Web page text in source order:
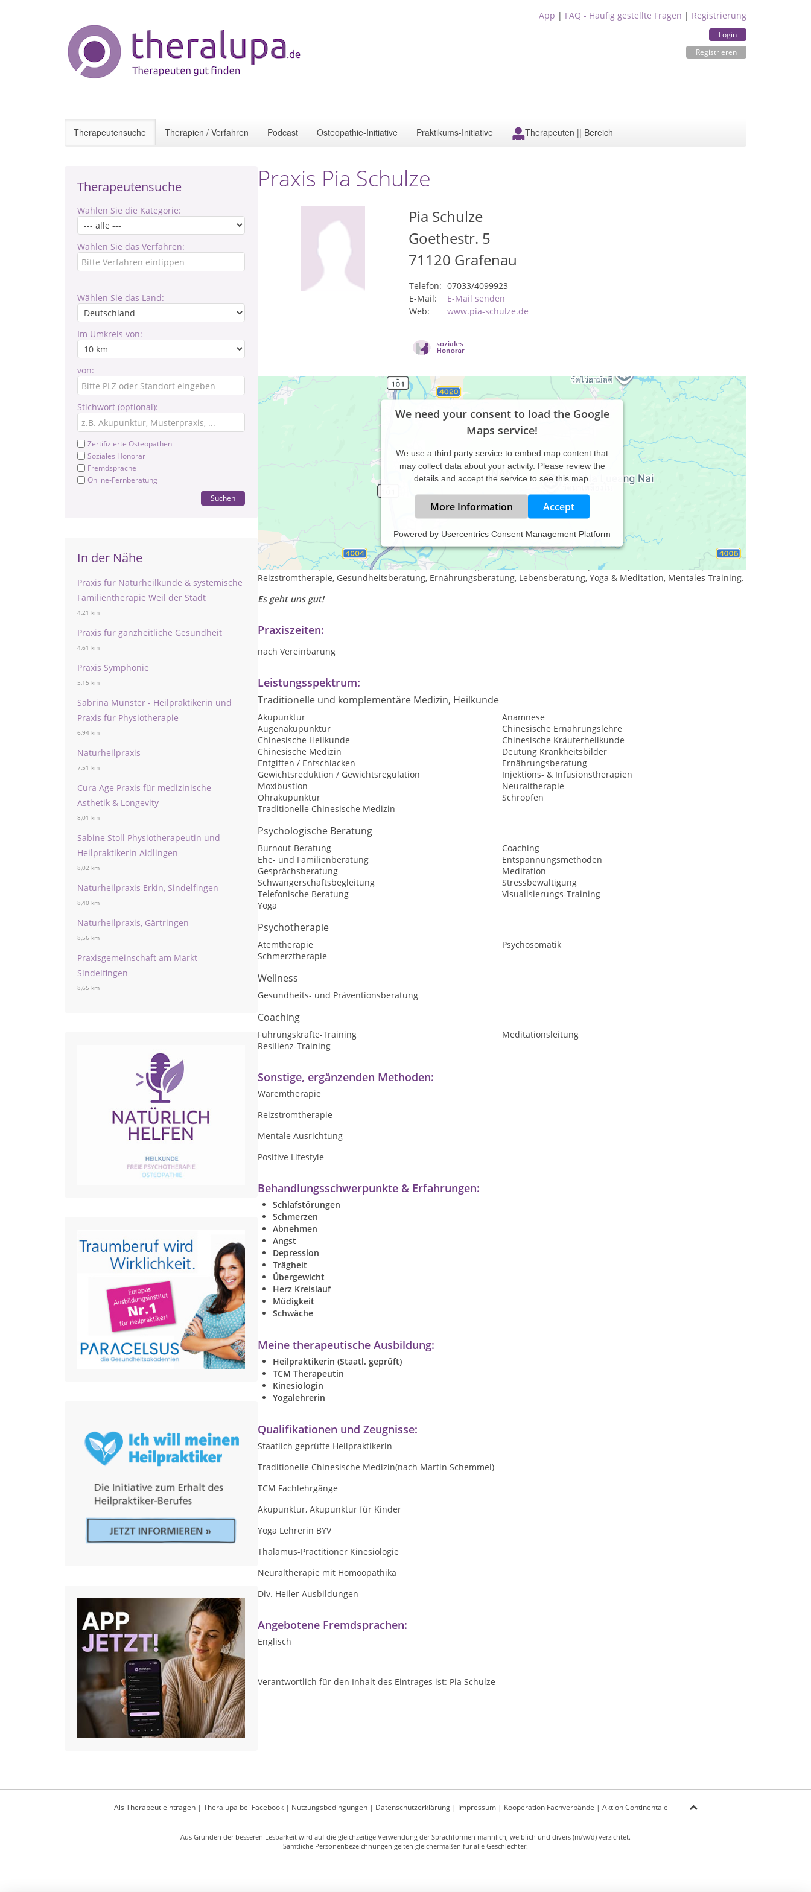
App | FAQ - Häufig gestellte Fragen | Registrierung
Login
Registrieren
Therapeutensuche Therapien / Verfahren Podcast Osteopathie-Initiative Praktikums-Initiative Therapeuten || Bereich
Therapeutensuche
Wählen Sie die Kategorie:
Wählen Sie das Verfahren:
Wählen Sie das Land:
Im Umkreis von:
von:
Stichwort (optional):
Zertifizierte Osteopathen
Soziales Honorar
Fremdsprache
Online-Fernberatung
Suchen
In der Nähe
Praxis für Naturheilkunde & systemische
Familientherapie Weil der Stadt
4,21 km
Praxis für ganzheitliche Gesundheit
4,61 km
Praxis Symphonie
5,15 km
Sabrina Münster - Heilpraktikerin und
Praxis für Physiotherapie
6,94 km
Naturheilpraxis
7,51 km
Cura Age Praxis für medizinische
Ästhetik & Longevity
8,01 km
Sabine Stoll Physiotherapeutin und
Heilpraktikerin Aidlingen
8,02 km
Naturheilpraxis Erkin, Sindelfingen
8,40 km
Naturheilpraxis, Gärtringen
8,56 km
Praxisgemeinschaft am Markt
Sindelfingen
8,65 km
Praxis Pia Schulze
Pia Schulze
Goethestr. 5
71120 Grafenau
Telefon: 07033/4099923
E-Mail:
E-Mail senden
Web:
www.pia-schulze.de
We need your consent to load the Google
Maps service!
We use a third party service to embed map content that
may collect data about your activity. Please review the
details and accept the service to see this map.
More Information Accept
Powered by Usercentrics Consent Management Platform
Naturheilpraxis für TCM, Ernährung, Akupunktur, Yoga, Coaching, Lebensberatung.Erfolg & Gesundheit für die ganze
Familie. Gesundheit & Leistungsfähigkeit für Ihr Unternehmen und Ihre Mitarbeiter. Über 10 Jahre Erfahrung.
Außerdem Akupunktur für Kinder, Akupunktur bei Angst vor Nadeln, Neuraltherapie, Schröpfen, Wärmetherapie,
Reizstromtherapie, Gesundheitsberatung, Ernährungsberatung, Lebensberatung, Yoga & Meditation, Mentales Training.
Es geht uns gut!
Praxiszeiten:
nach Vereinbarung
Leistungsspektrum:
Traditionelle und komplementäre Medizin, Heilkunde
Akupunktur
Anamnese
Augenakupunktur
Chinesische Ernährungslehre
Chinesische Heilkunde
Chinesische Kräuterheilkunde
Chinesische Medizin
Deutung Krankheitsbilder
Entgiften / Entschlacken
Ernährungsberatung
Gewichtsreduktion / Gewichtsregulation
Injektions- & Infusionstherapien
Moxibustion
Neuraltherapie
Ohrakupunktur
Schröpfen
Traditionelle Chinesische Medizin
Psychologische Beratung
Burnout-Beratung
Coaching
Ehe- und Familienberatung
Entspannungsmethoden
Gesprächsberatung
Meditation
Schwangerschaftsbegleitung
Stressbewältigung
Telefonische Beratung
Visualisierungs-Training
Yoga
Psychotherapie
Atemtherapie
Psychosomatik
Schmerztherapie
Wellness
Gesundheits- und Präventionsberatung
Coaching
Führungskräfte-Training
Meditationsleitung
Resilienz-Training
Sonstige, ergänzenden Methoden:
Wäremtherapie
Reizstromtherapie
Mentale Ausrichtung
Positive Lifestyle
Behandlungsschwerpunkte & Erfahrungen:
Schlafstörungen
Schmerzen
Abnehmen
Angst
Depression
Trägheit
Übergewicht
Herz Kreislauf
Müdigkeit
Schwäche
Meine therapeutische Ausbildung:
Heilpraktikerin (Staatl. geprüft)
TCM Therapeutin
Kinesiologin
Yogalehrerin
Qualifikationen und Zeugnisse:
Staatlich geprüfte Heilpraktikerin
Traditionelle Chinesische Medizin(nach Martin Schemmel)
TCM Fachlehrgänge
Akupunktur, Akupunktur für Kinder
Yoga Lehrerin BYV
Thalamus-Practitioner Kinesiologie
Neuraltherapie mit Homöopathika
Div. Heiler Ausbildungen
Angebotene Fremdsprachen:
Englisch
Verantwortlich für den Inhalt des Eintrages ist: Pia Schulze
Als Therapeut eintragen| Theralupa bei Facebook| Nutzungsbedingungen| Datenschutzerklärung| Impressum| Kooperation Fachverbände | Aktion Continentale
Aus Gründen der besseren Lesbarkeit wird auf die gleichzeitige Verwendung der Sprachformen männlich, weiblich und divers (m/w/d) verzichtet.
Sämtliche Personenbezeichnungen gelten gleichermaßen für alle Geschlechter.